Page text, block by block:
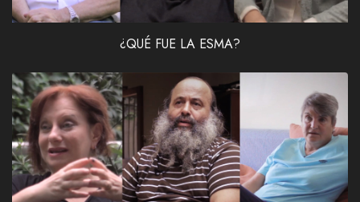
¿QUÉ FUE LA ESMA?